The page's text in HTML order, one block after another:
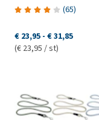
(65)
€ 23,95 - € 31,85
(€ 23,95 / st)